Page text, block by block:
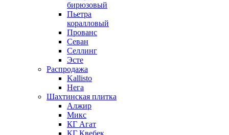
бирюзовый
Пьетра
коралловый
Прованс
Севан
Селлинг
Эсте
Распродажа
Kallisto
Нега
Шахтинская плитка
Алжир
Микс
КГ Агат
КГ Квебек